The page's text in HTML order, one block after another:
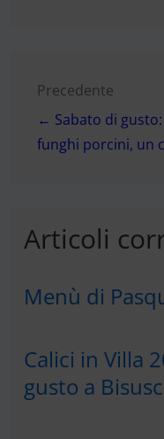
articoli
Precedente
← Sabato di
funghi porcini, un
Articoli
Menù di
Calici in Villa
gusto a